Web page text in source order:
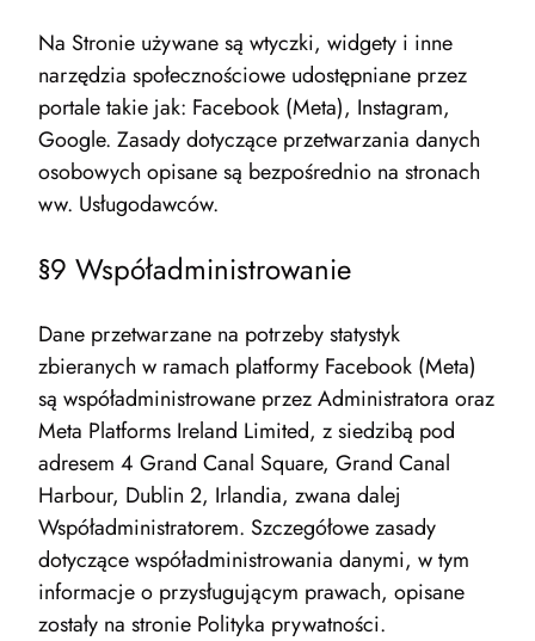
Na Stronie używane są wtyczki, widgety i inne
narzędzia społecznościowe udostępniane przez
portale takie jak: Facebook (Meta), Instagram,
Google. Zasady dotyczące przetwarzania danych
osobowych opisane są bezpośrednio na stronach
ww. Usługodawców.
§9 Współadministrowanie
Dane przetwarzane na potrzeby statystyk
zbieranych w ramach platformy Facebook (Meta)
są współadministrowane przez Administratora oraz
Meta Platforms Ireland Limited, z siedzibą pod
adresem 4 Grand Canal Square, Grand Canal
Harbour, Dublin 2, Irlandia, zwana dalej
Współadministratorem. Szczegółowe zasady
dotyczące współadministrowania danymi, w tym
informacje o przysługującym prawach, opisane
zostały na stronie Polityka prywatności.